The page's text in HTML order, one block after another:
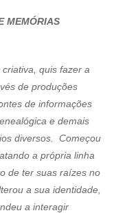
MEMÓRIAS
quis fazer a
de produções
de informações
e demais
diversos. Começou
a própria linha
de ter suas raízes no
a sua identidade,
a interagir